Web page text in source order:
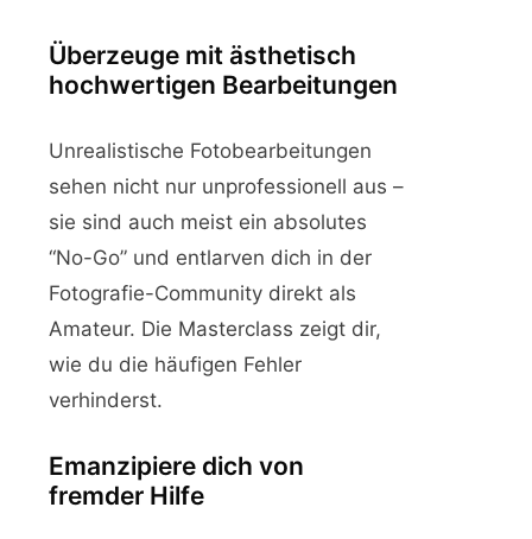
Überzeuge mit ästhetisch
hochwertigen Bearbeitungen
Unrealistische Fotobearbeitungen
sehen nicht nur unprofessionell aus –
sie sind auch meist ein absolutes
“No-Go” und entlarven dich in der
Fotografie-Community direkt als
Amateur. Die Masterclass zeigt dir,
wie du die häufigen Fehler
verhinderst.
Emanzipiere dich von
fremder Hilfe